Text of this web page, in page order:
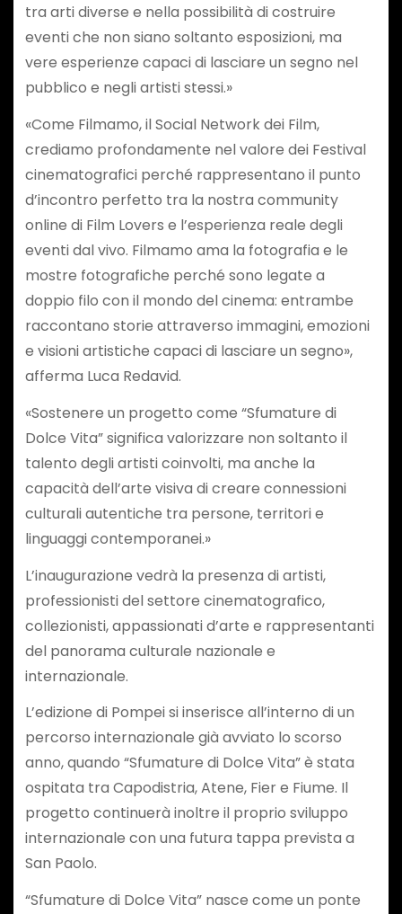
tra arti diverse e nella possibilità di costruire
eventi che non siano soltanto esposizioni, ma
vere esperienze capaci di lasciare un segno nel
pubblico e negli artisti stessi.»
«Come Filmamo, il Social Network dei Film,
crediamo profondamente nel valore dei Festival
cinematografici perché rappresentano il punto
d’incontro perfetto tra la nostra community
online di Film Lovers e l’esperienza reale degli
eventi dal vivo. Filmamo ama la fotografia e le
mostre fotografiche perché sono legate a
doppio filo con il mondo del cinema: entrambe
raccontano storie attraverso immagini, emozioni
e visioni artistiche capaci di lasciare un segno»,
afferma Luca Redavid.
«Sostenere un progetto come “Sfumature di
Dolce Vita” significa valorizzare non soltanto il
talento degli artisti coinvolti, ma anche la
capacità dell’arte visiva di creare connessioni
culturali autentiche tra persone, territori e
linguaggi contemporanei.»
L’inaugurazione vedrà la presenza di artisti,
professionisti del settore cinematografico,
collezionisti, appassionati d’arte e rappresentanti
del panorama culturale nazionale e
internazionale.
L’edizione di Pompei si inserisce all’interno di un
percorso internazionale già avviato lo scorso
anno, quando “Sfumature di Dolce Vita” è stata
ospitata tra Capodistria, Atene, Fier e Fiume. Il
progetto continuerà inoltre il proprio sviluppo
internazionale con una futura tappa prevista a
San Paolo.
“Sfumature di Dolce Vita” nasce come un ponte